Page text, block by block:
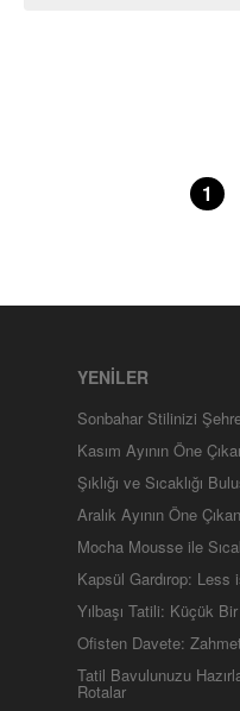
1
YENİLER
Sonbahar Stilinizi
Kasım Ayının Öne
Şıklığı ve Sıcaklığı
Aralık Ayının Öne
Mocha Mousse ile
Kapsül Gardırop: Less
Yılbaşı Tatili: Küçük
Ofisten Davete:
Tatil Bavulunuzu
Rotalar